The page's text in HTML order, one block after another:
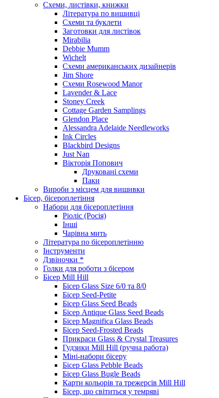
Схеми, листівки, книжки
Література по вишивці
Схеми та буклети
Заготовки для листівок
Mirabilia
Debbie Mumm
Wichelt
Схеми американських дизайнерів
Jim Shore
Cхеми Rosewood Manor
Lavender & Lace
Stoney Creek
Cottage Garden Samplings
Glendon Place
Alessandra Adelaide Needleworks
Ink Circles
Blackbird Designs
Just Nan
Вікторія Попович
Друковані схеми
Паки
Вироби з місцем для вишивки
Бісер, бісероплетіння
Набори для бісероплетіння
Ріоліс (Росія)
Інші
Чарівна мить
Література по бісероплетінню
Інструменти
Дзвіночки *
Голки для роботи з бісером
Бісер Mill Hill
Бісер Glass Size 6/0 та 8/0
Бісер Seed-Petite
Бісер Glass Seed Beads
Бісер Antique Glass Seed Beads
Бісер Magnifica Glass Beads
Бісер Seed-Frosted Beads
Прикраси Glass & Crystal Treasures
Гудзики Mill Hill (ручна работа)
Міні-набори бісеру
Бісер Glass Pebble Beads
Бісер Glass Bugle Beads
Карти кольорів та трежерсів Mill Hill
Бісер, що світиться у темряві